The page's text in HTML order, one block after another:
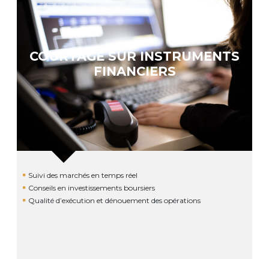
COURTAGE SUR INSTRUMENTS
FINANCIERS
Suivi des marchés en temps réel
Conseils en investissements boursiers
Qualité d’exécution et dénouement des opérations